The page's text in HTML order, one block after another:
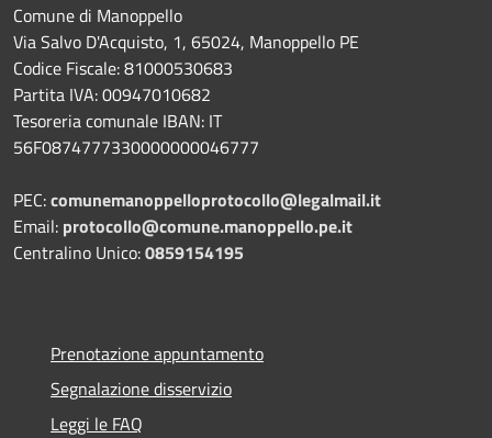
Comune di Manoppello
Via Salvo D'Acquisto, 1, 65024, Manoppello PE
Codice Fiscale: 81000530683
Partita IVA: 00947010682
Tesoreria comunale IBAN: IT
56F0874777330000000046777
PEC:comunemanoppelloprotocollo@legalmail.it
Email: protocollo@comune.manoppello.pe.it
Centralino Unico:0859154195
Prenotazione appuntamento
Segnalazione disservizio
Leggi le FAQ